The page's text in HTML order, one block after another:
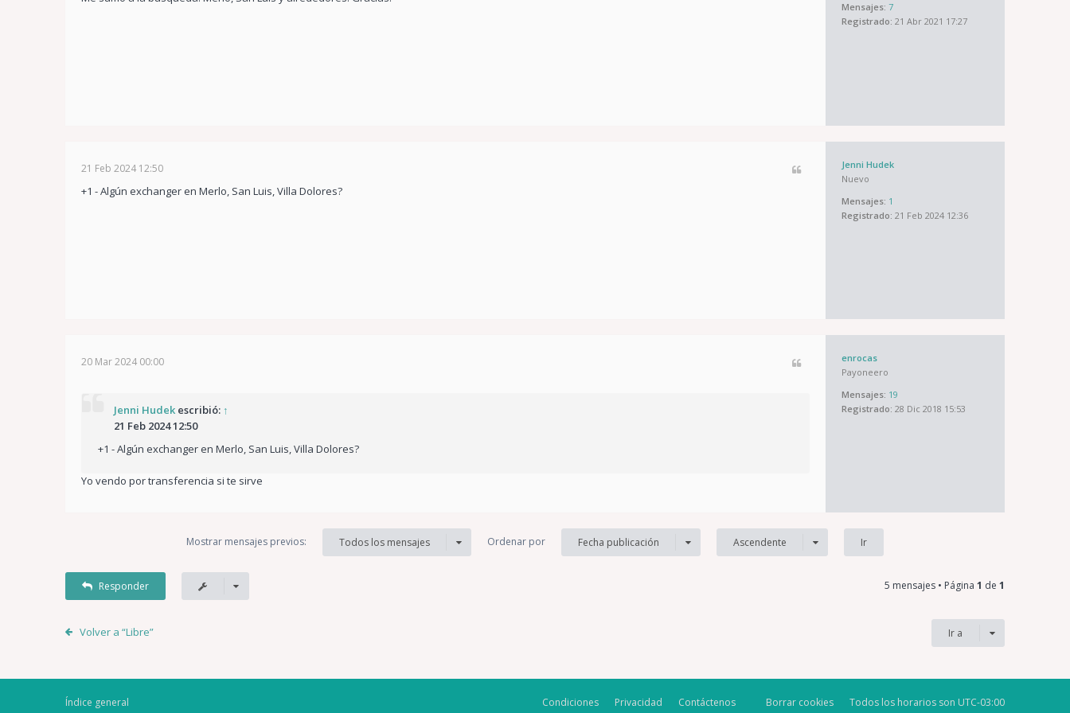
Mensajes: 7
Registrado: 21 Abr 2021 17:27
Jenni Hudek
Nuevo
Mensajes: 1
Registrado: 21 Feb 2024 12:36
21 Feb 2024 12:50
+1 - Algún exchanger en Merlo, San Luis, Villa Dolores?
enrocas
Payoneero
Mensajes: 19
Registrado: 28 Dic 2018 15:53
20 Mar 2024 00:00
Jenni Hudek escribió: ↑
21 Feb 2024 12:50
+1 - Algún exchanger en Merlo, San Luis, Villa Dolores?
Yo vendo por transferencia si te sirve
Mostrar mensajes previos: Todos los mensajes Ordenar por Fecha publicación Ascendente
Responder 5 mensajes • Página 1 de 1
Volver a “Libre” Ir a
Índice general Todos los horarios son UTC-03:00
Borrar cookies
Contáctenos
Privacidad
Condiciones